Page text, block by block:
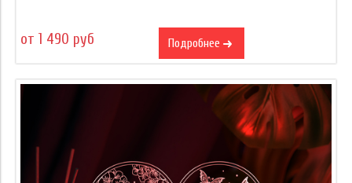
от 1 490 руб Подробнее